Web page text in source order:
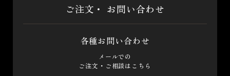
ご注文・ お問い合わせ
各種お問い合わせ
メールでの
ご注文・ご相談はこちら